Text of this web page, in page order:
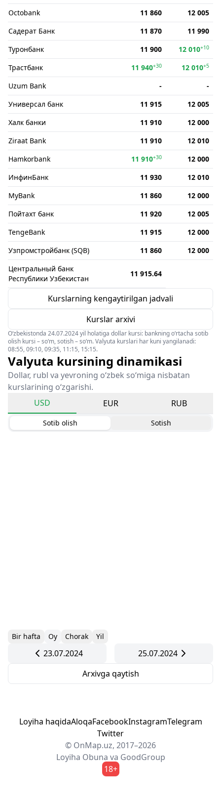
Octobank 11 860
12 005
Садерат Банк
11 870
11 990
Туронбанк
11 900 12 010+10
Трастбанк 11 940+30 12 010+5
Uzum Bank -
-
Универсал банк
11 915
12 005
Халк банки
11 910
12 000
Ziraat Bank
11 910
12 010
Hamkorbank
11 910+30
12 000
ИнфинБанк
11 930
12 010
MyBank
11 860
12 000
Пойтахт банк
11 920
12 005
TengeBank
11 915
12 000
Узпромстройбанк (SQB)
11 860
12 000
Центральный банк
Республики Узбекистан
11 915.64
Kurslarning kengaytirilgan jadvali
Kurslar arxivi
O‘zbekistonda 24.07.2024 yil holatiga dollar kursi: bankning o‘rtacha sotib
olish kursi – so‘m, sotish – so‘m. Valyuta kurslari har kuni yangilanadi:
08:55, 09:10, 09:35, 11:15, 15:15.
Valyuta kursining dinamikasi
Dollar, rubl va yevroning o‘zbek so‘miga nisbatan
kurslarining o‘zgarishi.
USD
EUR RUB
Sotib olish Sotish
Bir hafta Oy Chorak Yil
23.07.2024
25.07.2024
Arxivga qaytish
Loyiha haqidaAloqaFacebookInstagramTelegram
Twitter
© OnMap.uz, 2017–2026
Loyiha Obuna va GoodGroup
18+